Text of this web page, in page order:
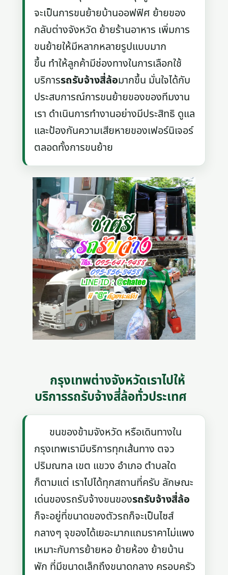
จะเป็นการขนย้ายบ้านออฟฟิศ ย้ายของ
กลับต่างจังหวัด ย้ายร้านอาหาร เพิ่มการ
ขนย้ายให้มีหลากหลายรูปแบบมาก
ขึ้น ทำให้ลูกค้ามีช่องทางในการเลือกใช้
บริการรถรับจ้างสี่ล้อมากขึ้น มั่นใจได้กับ
ประสบการณ์การขนย้ายของของทีมงาน
เรา ดำเนินการทำงานอย่างมีประสิทธิ ดูแล
และป้องกันความเสียหายของเฟอร์นิเจอร์
ตลอดทั้งการขนย้าย
กรุงเทพต่างจังหวัดเราไปให้
บริการรถรับจ้างสี่ล้อทั่วประเทศ
ขนของข้ามจังหวัด หรือเดินทางใน
กรุงเทพเรามีบริการทุกเส้นทาง ตจว
ปริมณฑล เขต แขวง อำเภอ ตำบลใด
ก็ตามแต่ เราไปได้ทุกสถานที่ครับ ลักษณะ
เด่นของรถรับจ้างขนของรถรับจ้างสี่ล้อ
ก็จะอยู่ที่ขนาดของตัวรถก็จะเป็นไซส์
กลางๆ จุของได้เยอะมากแถมราคาไม่แพง
เหมาะกับการย้ายหอ ย้ายห้อง ย้ายบ้าน
พัก ที่มีขนาดเล็กถึงขนาดกลาง ครอบครัว